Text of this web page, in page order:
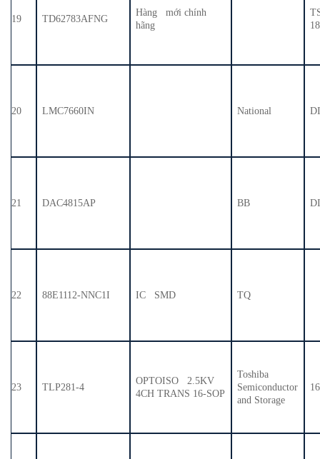
19 TD62783AFNG
Hàng mới chính
hãng
18
20 LMC7660IN National
21 DAC4815AP BB
22 88E1112-NNC1I IC SMD TQ
23 TLP281-4
OPTOISO 2.5KV
4CH TRANS 16-SOP
Toshiba
Semiconductor
and Storage